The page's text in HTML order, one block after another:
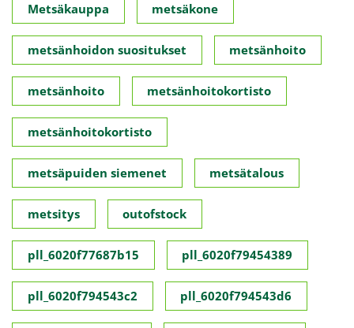
Metsäkauppa metsäkone
metsänhoidon suositukset metsänhoito
metsänhoito metsänhoitokortisto
metsänhoitokortisto
metsäpuiden siemenet metsätalous
metsitys outofstock
pll_6020f77687b15 pll_6020f79454389
pll_6020f794543c2 pll_6020f794543d6